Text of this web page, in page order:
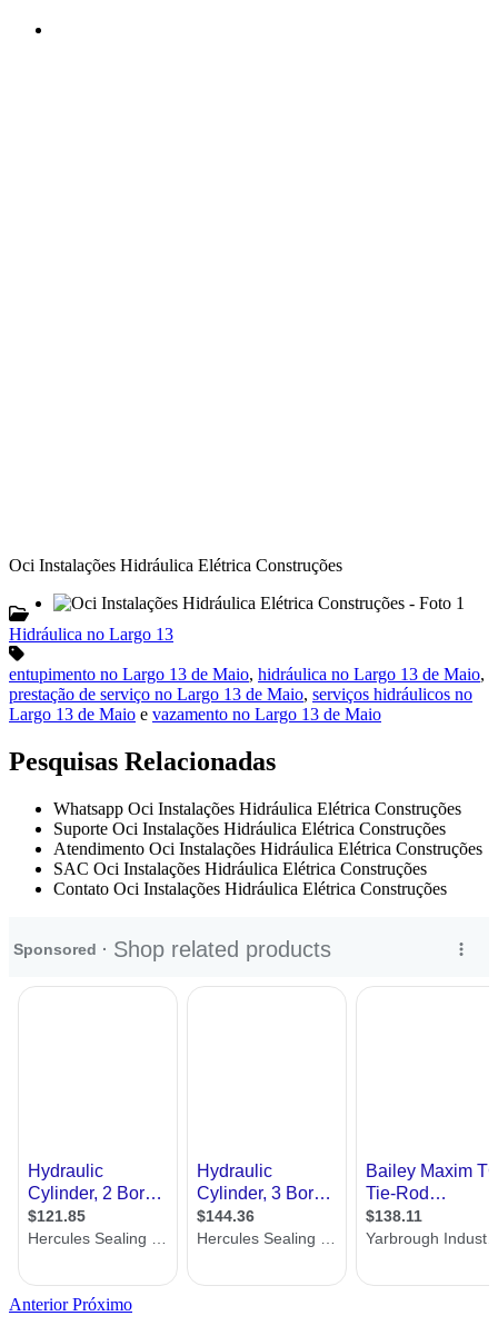
Oci Instalações Hidráulica Elétrica Construções
Hidráulica no Largo 13
entupimento no Largo 13 de Maio, hidráulica no Largo 13 de Maio,
prestação de serviço no Largo 13 de Maio, serviços hidráulicos no
Largo 13 de Maio e vazamento no Largo 13 de Maio
Pesquisas Relacionadas
Whatsapp Oci Instalações Hidráulica Elétrica Construções
Suporte Oci Instalações Hidráulica Elétrica Construções
Atendimento Oci Instalações Hidráulica Elétrica Construções
SAC Oci Instalações Hidráulica Elétrica Construções
Contato Oci Instalações Hidráulica Elétrica Construções
AnteriorPróximo